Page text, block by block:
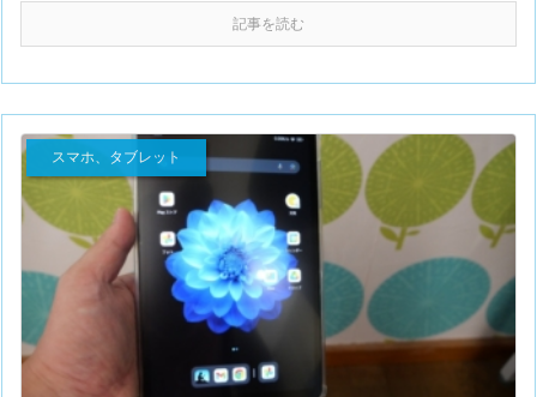
記事を読む
スマホ、タブレット